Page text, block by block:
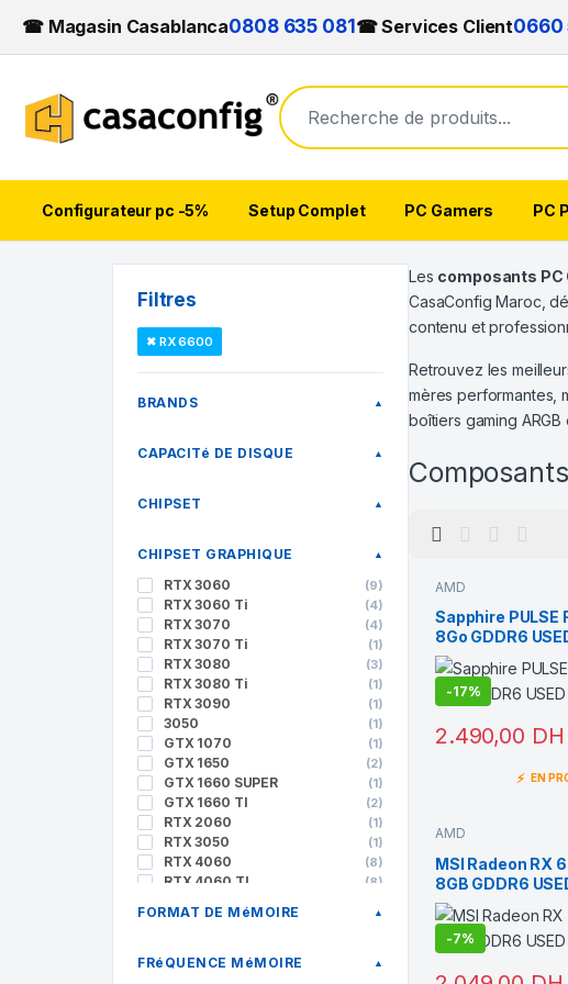
☎ Magasin Casablanca0808 635 081 ☎ Services Client0660
Configurateur pc -5% Setup Complet PC Gamers PC
Filtres
✖ RX 6600
BRANDS ▲
CAPACITé DE DISQUE ▲
CHIPSET ▲
CHIPSET GRAPHIQUE ▲
RTX 3060 (9)
RTX 3060 Ti (4)
RTX 3070 (4)
RTX 3070 Ti (1)
RTX 3080 (3)
RTX 3080 Ti (1)
RTX 3090 (1)
3050 (1)
GTX 1070 (1)
GTX 1650 (2)
GTX 1660 SUPER (1)
GTX 1660 TI (2)
RTX 2060 (1)
RTX 3050 (1)
RTX 4060 (8)
RTX 4060 TI (8)
RTX 4070 SUPER
RTX 4070 TI SUPER (5)
FORMAT DE MéMOIRE ▲
FRéQUENCE MéMOIRE ▲
Les composants PC
CasaConfig Maroc,
contenu et
Retrouvez les
mères performantes,
boîtiers gaming
AMD
Sapphire PULSE
8Go GDDR6
-17%
2.490,00 DH
⚡ EN
AMD
MSI Radeon RX
8GB GDDR6
-7%